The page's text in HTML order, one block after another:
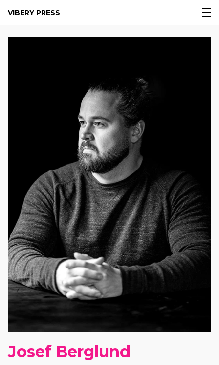
VIBERY PRESS
Josef Berglund